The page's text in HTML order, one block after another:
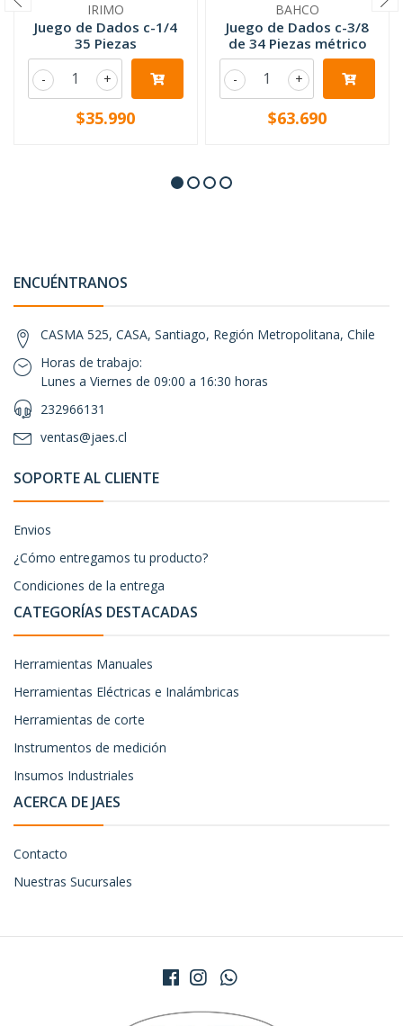
IRIMO
Juego de Dados c-1/4
35 Piezas
+
-
$35.990
BAHCO
Juego de Dados c-3/8
de 34 Piezas métrico
+
-
$63.690
ENCUÉNTRANOS
CASMA 525, CASA, Santiago, Región Metropolitana, Chile
Horas de trabajo:
Lunes a Viernes de 09:00 a 16:30 horas
232966131
ventas@jaes.cl
SOPORTE AL CLIENTE
Envios
¿Cómo entregamos tu producto?
Condiciones de la entrega
CATEGORÍAS DESTACADAS
Herramientas Manuales
Herramientas Eléctricas e Inalámbricas
Herramientas de corte
Instrumentos de medición
Insumos Industriales
ACERCA DE JAES
Contacto
Nuestras Sucursales